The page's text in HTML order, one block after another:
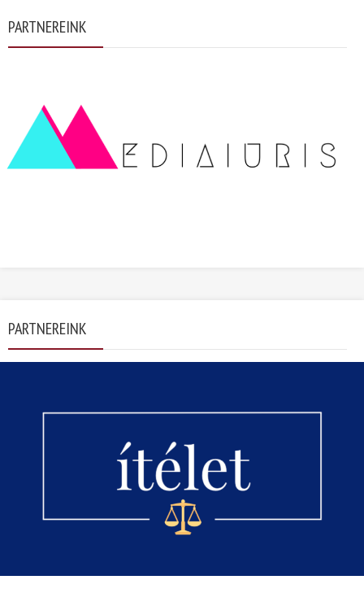
PARTNEREINK
PARTNEREINK